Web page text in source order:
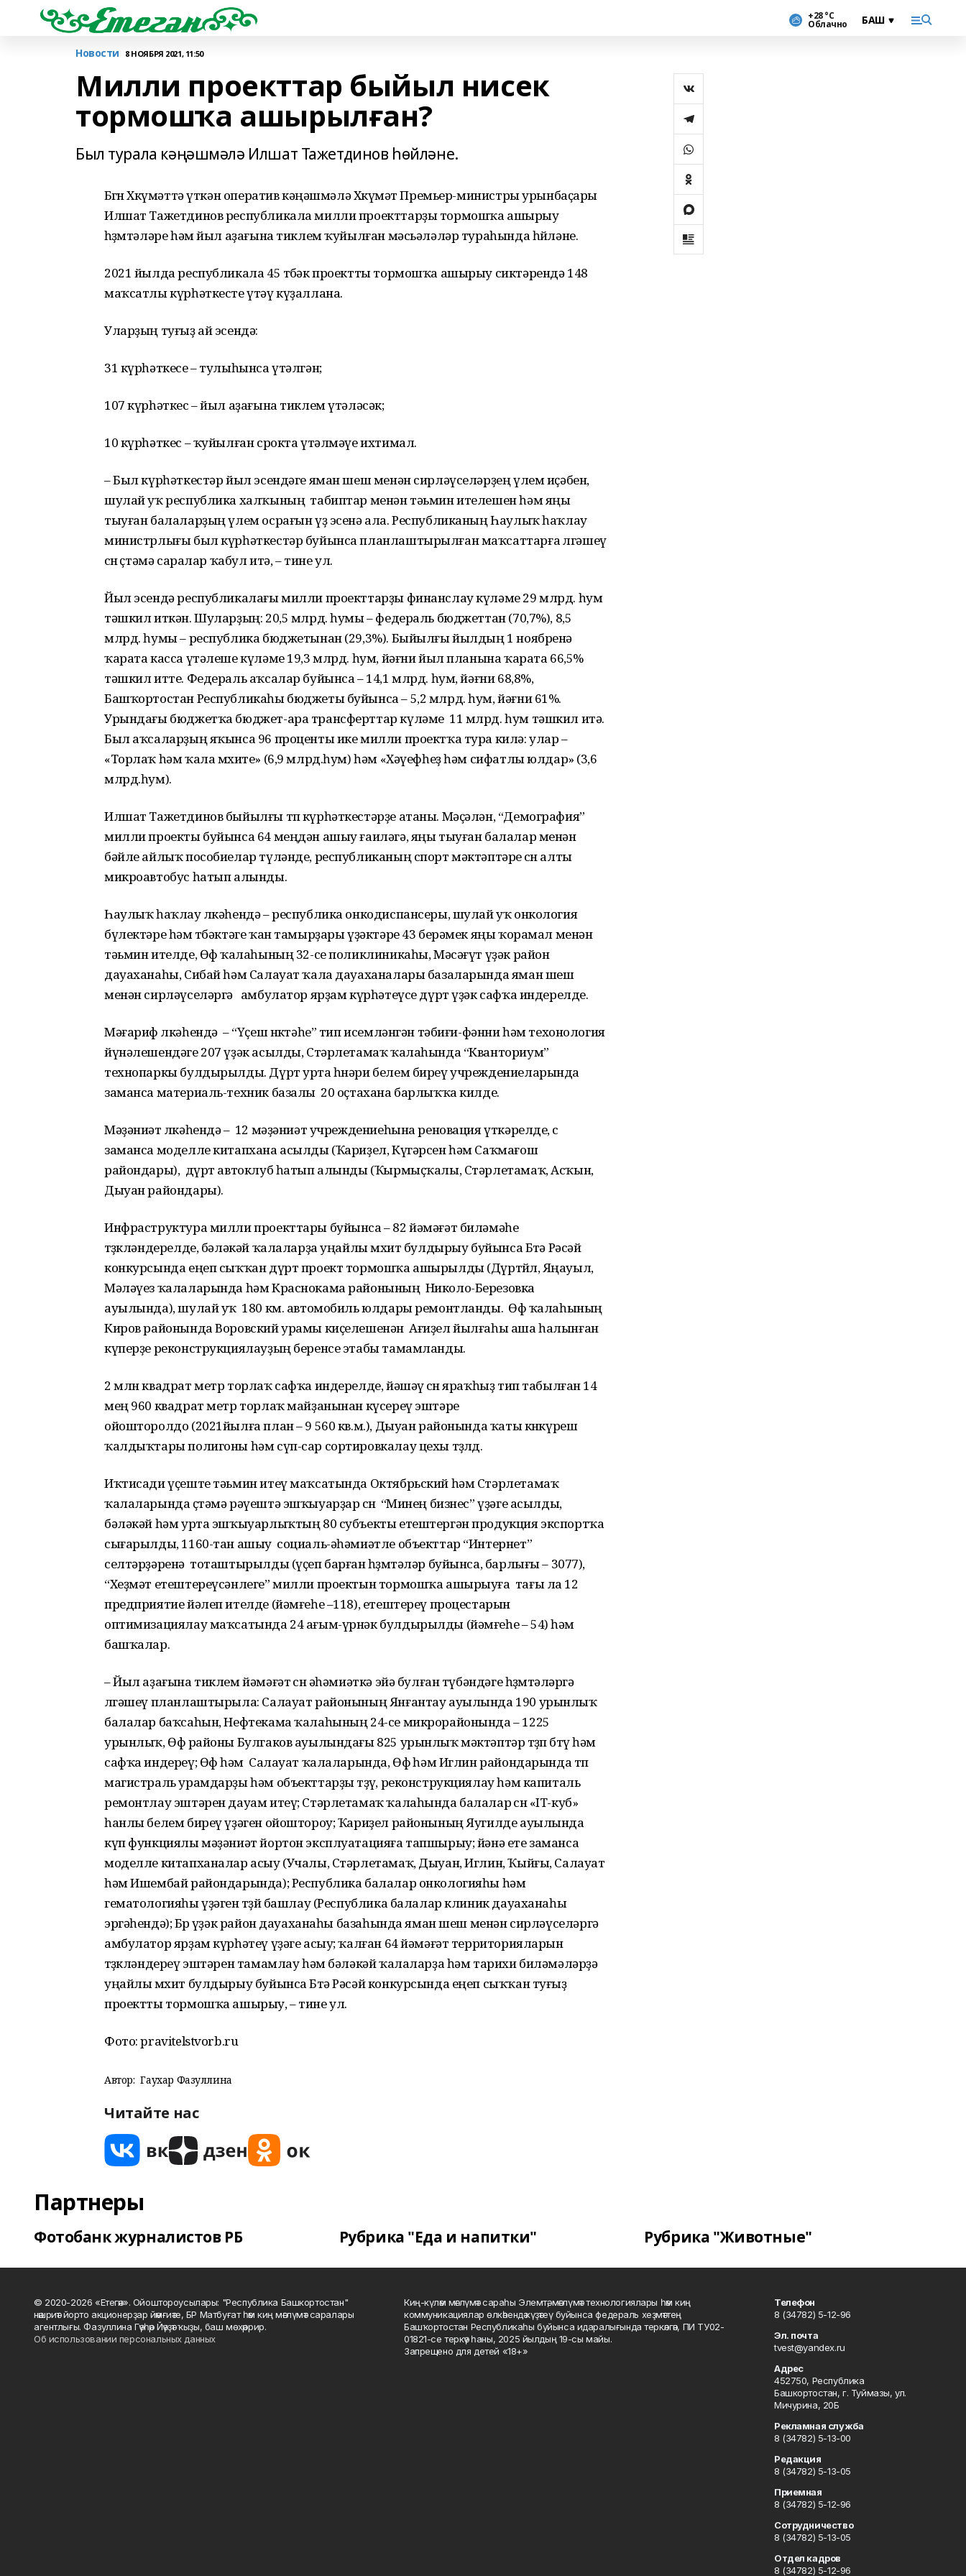
+28 °С
Облачно
Новости 8 НОЯБРЯ 2021, 11:50
Милли проекттар быйыл нисек
тормошҡа ашырылған?
Был турала кәңәшмәлә Илшат Тажетдинов һөйләне.
Бөгөн Хөкүмәттә үткән оператив кәңәшмәлә Хөкүмәт Премьер-министры урынбаҫары
Илшат Тажетдинов республикала милли проекттарҙы тормошҡа ашырыу
һөҙөмтәләре һәм йыл аҙағына тиклем ҡуйылған мәсьәләләр тураһында һөйләне.
2021 йылда республикала 45 төбәк проектты тормошҡа ашырыу сиктәрендә 148
маҡсатлы күрһәткесте үтәү күҙаллана.
Уларҙың туғыҙ ай эсендә:
31 күрһәткесе – тулыһынса үтәлгән;
107 күрһәткес – йыл аҙағына тиклем үтәләсәк;
10 күрһәткес – ҡуйылған срокта үтәлмәүе ихтимал.
– Был күрһәткестәр йыл эсендәге яман шеш менән сирләүселәрҙең үлем иҫәбен,
шулай уҡ республика халҡының табиптар менән тәьмин ителешен һәм яңы
тыуған балаларҙың үлем осрағын үҙ эсенә ала. Республиканың Һаулыҡ һаҡлау
министрлығы был күрһәткестәр буйынса планлаштырылған маҡсаттарға өлгәшеү
өсөн өҫтәмә саралар ҡабул итә, – тине ул.
Йыл эсендә республикалағы милли проекттарҙы финанслау күләме 29 млрд. һум
тәшкил иткән. Шуларҙың: 20,5 млрд. һумы – федераль бюджеттан (70,7%), 8,5
млрд. һумы – республика бюджетынан (29,3%). Быйылғы йылдың 1 ноябренә
ҡарата касса үтәлеше күләме 19,3 млрд. һум, йәғни йыл планына ҡарата 66,5%
тәшкил итте. Федераль аҡсалар буйынса – 14,1 млрд. һум, йәғни 68,8%,
Башҡортостан Республикаһы бюджеты буйынса – 5,2 млрд. һум, йәғни 61%.
Урындағы бюджетҡа бюджет-ара трансферттар күләме 11 млрд. һум тәшкил итә.
Был аҡсаларҙың яҡынса 96 проценты ике милли проектҡа тура килә: улар –
«Торлаҡ һәм ҡала мөхите» (6,9 млрд.һум) һәм «Хәүефһеҙ һәм сифатлы юлдар» (3,6
млрд.һум).
Илшат Тажетдинов быйылғы төп күрһәткестәрҙе атаны. Мәҫәлән, “Демография”
милли проекты буйынса 64 меңдән ашыу ғаиләгә, яңы тыуған балалар менән
бәйле айлыҡ пособиелар түләнде, республиканың спорт мәктәптәре өсөн алты
микроавтобус һатып алынды.
Һаулыҡ һаҡлау өлкәһендә – республика онкодиспансеры, шулай уҡ онкология
бүлектәре һәм төбәктәге ҡан тамырҙары үҙәктәре 43 берәмек яңы ҡорамал менән
тәьмин ителде, Өфө ҡалаһының 32-се поликлиникаһы, Мәсәғүт үҙәк район
дауаханаһы, Сибай һәм Салауат ҡала дауаханалары базаларында яман шеш
менән сирләүселәргә амбулатор ярҙам күрһәтеүсе дүрт үҙәк сафҡа индерелде.
Мәғариф өлкәһендә – “Үҫеш нөктәһе” тип исемләнгән тәбиғи-фәнни һәм техонология
йүнәлешендәге 207 үҙәк асылды, Стәрлетамаҡ ҡалаһында “Кванториум”
технопаркы булдырылды. Дүрт урта һөнәри белем биреү учреждениеларында
заманса материаль-техник базалы 20 оҫтахана барлыҡҡа килде.
Мәҙәниәт өлкәһендә – 12 мәҙәниәт учреждениеһына реновация үткәрелде, өс
заманса моделле китапхана асылды (Ҡариҙел, Күгәрсен һәм Саҡмағош
райондары), дүрт автоклуб һатып алынды (Ҡырмыҫҡалы, Стәрлетамаҡ, Асҡын,
Дыуан райондары).
Инфраструктура милли проекттары буйынса – 82 йәмәғәт биләмәһе
төҙөкләндерелде, бәләкәй ҡалаларҙа уңайлы мөхит булдырыу буйынса Бөтә Рәсәй
конкурсында еңеп сыҡҡан дүрт проект тормошҡа ашырылды (Дүртөйлө, Яңауыл,
Мәләүез ҡалаларында һәм Краснокама районының Николо-Березовка
ауылында), шулай уҡ 180 км. автомобиль юлдары ремонтланды. Өфө ҡалаһының
Киров районында Воровский урамы киҫелешенән Ағиҙел йылғаһы аша һалынған
күперҙе реконструкциялауҙың беренсе этабы тамамланды.
2 млн квадрат метр торлаҡ сафҡа индерелде, йәшәү өсөн яраҡһыҙ тип табылған 14
мең 960 квадрат метр торлаҡ майҙанынан күсереү эштәре
ойошторолдо (2021йылға план – 9 560 кв.м.), Дыуан районында ҡаты көнкүреш
ҡалдыҡтары полигоны һәм сүп-сар сортировкалау цехы төҙөлдө.
Иҡтисади үҫеште тәьмин итеү маҡсатында Октябрьский һәм Стәрлетамаҡ
ҡалаларында өҫтәмә рәүештә эшҡыуарҙар өсөн “Минең бизнес” үҙәге асылды,
бәләкәй һәм урта эшҡыуарлыҡтың 80 субъекты етештергән продукция экспортҡа
сығарылды, 1160-тан ашыу социаль-әһәмиәтле объекттар “Интернет”
селтәрҙәренә тоташтырылды (үҫеп барған һөҙөмтәләр буйынса, барлығы – 3077),
“Хеҙмәт етештереүсәнлеге” милли проектын тормошҡа ашырыуға тағы ла 12
предприятие йәлеп ителде (йәмғеһе –118), етештереү процестарын
оптимизациялау маҡсатында 24 ағым-үрнәк булдырылды (йәмғеһе – 54) һәм
башҡалар.
– Йыл аҙағына тиклем йәмәғәт өсөн әһәмиәткә эйә булған түбәндәге һөҙөмтәләргә
өлгәшеү планлаштырыла: Салауат районының Янғантау ауылында 190 урынлыҡ
балалар баҡсаһын, Нефтекама ҡалаһының 24-се микрорайонында – 1225
урынлыҡ, Өфө районы Булгаков ауылындағы 825 урынлыҡ мәктәптәр төҙөп бөтөү һәм
сафҡа индереү; Өфө һәм Салауат ҡалаларында, Өфө һәм Иглин райондарында төп
магистраль урамдарҙы һәм объекттарҙы төҙөү, реконструкциялау һәм капиталь
ремонтлау эштәрен дауам итеү; Стәрлетамаҡ ҡалаһында балалар өсөн «IT-куб»
һанлы белем биреү үҙәген ойоштороу; Ҡариҙел районының Яугилде ауылында
күп функциялы мәҙәниәт йортон эксплуатацияға тапшырыу; йәнә ете заманса
моделле китапханалар асыу (Учалы, Стәрлетамаҡ, Дыуан, Иглин, Ҡыйғы, Салауат
һәм Ишембай райондарында); Республика балалар онкологияһы һәм
гематологияһы үҙәген төҙөй башлау (Республика балалар клиник дауаханаһы
эргәһендә); Бөрө үҙәк район дауаханаһы базаһында яман шеш менән сирләүселәргә
амбулатор ярҙам күрһәтеү үҙәге асыу; ҡалған 64 йәмәғәт территорияларын
төҙөкләндереү эштәрен тамамлау һәм бәләкәй ҡалаларҙа һәм тарихи биләмәләрҙә
уңайлы мөхит булдырыу буйынса Бөтә Рәсәй конкурсында еңеп сыҡҡан туғыҙ
проектты тормошҡа ашырыу, – тине ул.
Фото: pravitelstvorb.ru
Автор: Гаухар Фазуллина
Читайте нас
Партнеры
Фотобанк журналистов РБ Рубрика "Еда и напитки" Рубрика "Животные"
© 2020-2026 «Етегән». Ойоштороусылары: "Республика Башкортостан"
нәшриәт йорто акционерҙар йәмғиәте, БР Матбуғат һәм киң мәғлүмәт саралары
агентлығы. Фазуллина Гәүһәр Йәүҙәт ҡыҙы, баш мөхәррир.
Об использовании персональных данных
Киң-күләм мәғлүмәт сараһы Элемтә, мәғлүмәт технологиялары һәм киң
коммуникациялар өлкәһендә күҙәтеү буйынса федераль хеҙмәттең
Башҡортостан Республикаһы буйынса идаралығында теркәлгән, ПИ ТУ02-
01821-се теркәү һаны, 2025 йылдың 19-сы майы.
Запрещено для детей «18+»
Телефон
8 (34782) 5-12-96
Эл. почта
tvest@yandex.ru
Адрес
452750, Республика
Башкортостан, г. Туймазы, ул.
Мичурина, 20Б
Рекламная служба
8 (34782) 5-13-00
Редакция
8 (34782) 5-13-05
Приемная
8 (34782) 5-12-96
Сотрудничество
8 (34782) 5-13-05
Отдел кадров
8 (34782) 5-12-96